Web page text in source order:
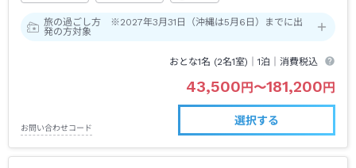
旅の過ごし方 ※2027年3月31日（沖縄は5月6日）までに出
発の方対象
おとな1名 (2名1室)｜1泊 ｜消費税込
43,500 円 〜181,200 円
お問い合わせコード
選択する